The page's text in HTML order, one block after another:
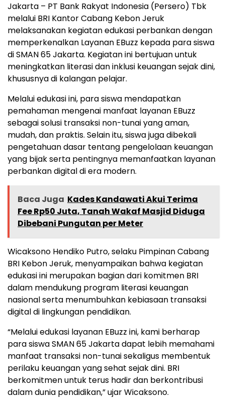
Jakarta – PT Bank Rakyat Indonesia (Persero) Tbk
melalui BRI Kantor Cabang Kebon Jeruk
melaksanakan kegiatan edukasi perbankan dengan
memperkenalkan Layanan EBuzz kepada para siswa
di SMAN 65 Jakarta. Kegiatan ini bertujuan untuk
meningkatkan literasi dan inklusi keuangan sejak dini,
khususnya di kalangan pelajar.
Melalui edukasi ini, para siswa mendapatkan
pemahaman mengenai manfaat layanan EBuzz
sebagai solusi transaksi non-tunai yang aman,
mudah, dan praktis. Selain itu, siswa juga dibekali
pengetahuan dasar tentang pengelolaan keuangan
yang bijak serta pentingnya memanfaatkan layanan
perbankan digital di era modern.
Baca Juga Kades Kandawati Akui Terima
Fee Rp50 Juta, Tanah Wakaf Masjid Diduga
Dibebani Pungutan per Meter
Wicaksono Hendiko Putro, selaku Pimpinan Cabang
BRI Kebon Jeruk, menyampaikan bahwa kegiatan
edukasi ini merupakan bagian dari komitmen BRI
dalam mendukung program literasi keuangan
nasional serta menumbuhkan kebiasaan transaksi
digital di lingkungan pendidikan.
“Melalui edukasi layanan EBuzz ini, kami berharap
para siswa SMAN 65 Jakarta dapat lebih memahami
manfaat transaksi non-tunai sekaligus membentuk
perilaku keuangan yang sehat sejak dini. BRI
berkomitmen untuk terus hadir dan berkontribusi
dalam dunia pendidikan,” ujar Wicaksono.